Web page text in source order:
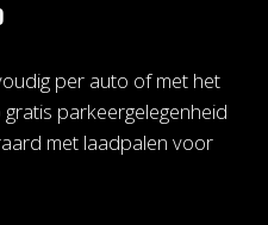
per auto of met het
parkeergelegenheid
met laadpalen voor